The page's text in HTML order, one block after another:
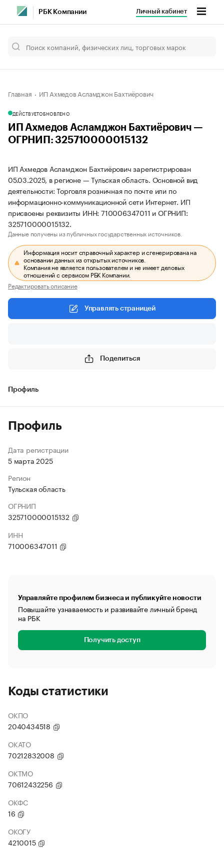
РБК Компании Личный кабинет
Главная ИП Ахмедов Асламджон Бахтиёрович
ДЕЙСТВУЕТОБНОВЛЕНО
ИП Ахмедов Асламджон Бахтиёрович —
ОГРНИП: 325710000015132
ИП Ахмедов Асламджон Бахтиёрович зарегистрирован
05.03.2025, в регионе — Тульская область. Основной вид
деятельности: Торговля розничная по почте или по
информационно-коммуникационной сети Интернет. ИП
присвоены реквизиты ИНН: 710006347011 и ОГРНИП:
325710000015132.
Данные получены из публичных государственных источников.
Информация носит справочный характер и сгенерирована на
основании данных из открытых источников.
Компания не является пользователем и не имеет деловых
отношений с сервисом РБК Компании.
Редактировать описание
Управлять страницей
Поделиться
Профиль
Профиль
Дата регистрации
5 марта 2025
Регион
Тульская область
ОГРНИП
325710000015132
ИНН
710006347011
Управляйте профилем бизнеса и публикуйте новости
Повышайте узнаваемость и развивайте личный бренд
на РБК
Получить доступ
Коды статистики
ОКПО
2040434518
ОКАТО
70212832008
ОКТМО
70612432256
ОКФС
16
ОКОГУ
4210015